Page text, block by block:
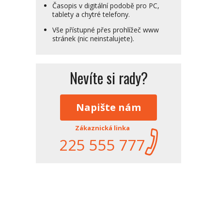
Časopis v digitální podobě pro PC,
tablety a chytré telefony.
Vše přístupné přes prohlížeč www
stránek (nic neinstalujete).
Nevíte si rady?
Napište nám
Zákaznická linka
225 555 777